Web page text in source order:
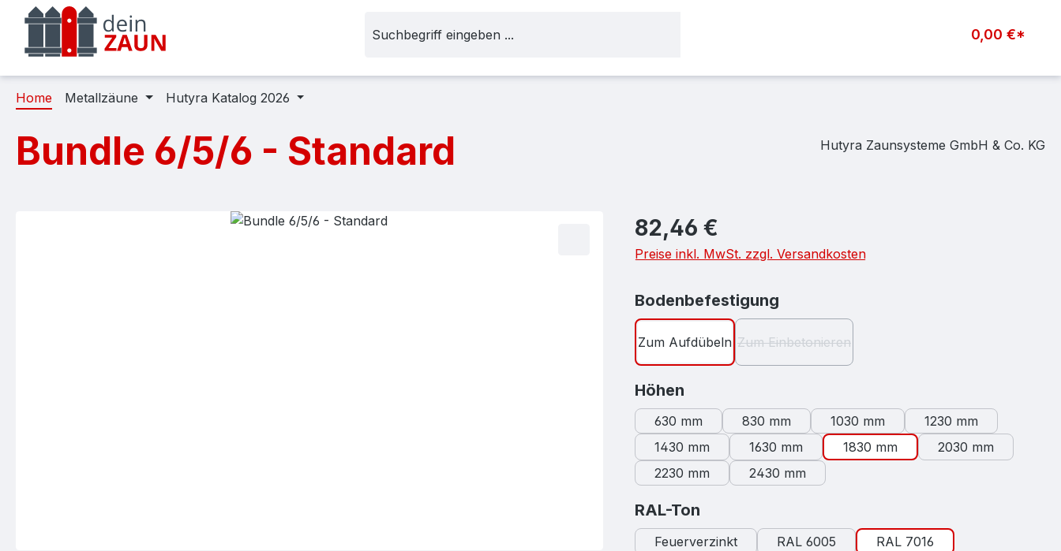
Hauptinhalt springen
Zur Suche springen
Zur Hauptnavigation springen
0,00 €*
Home Metallzäune Hutyra Katalog 2026
Bundle 6/5/6 - Standard Hutyra Zaunsysteme GmbH & Co. KG
Regulärer Preis:
82,46 €
Preise inkl. MwSt. zzgl. Versandkosten
Bodenbefestigung
Zum Aufdübeln Zum Einbetonieren
(Diese Option ist zurzeit nicht verfügbar.)
Höhen
630 mm 830 mm 1030 mm
1230 mm
1430 mm
1630 mm 1830 mm
2030 mm
2230 mm
2430 mm
RAL-Ton
Feuerverzinkt RAL 6005 RAL 7016